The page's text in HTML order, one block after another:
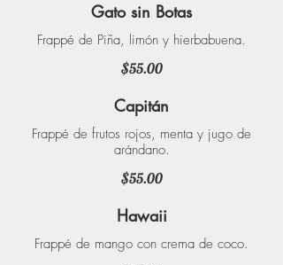
Gato sin Botas
Frappé de Piña, limón y hierbabuena.
$55.00
Capitán
Frappé de frutos rojos, menta y jugo de
arándano.
$55.00
Hawaii
Frappé de mango con crema de coco.